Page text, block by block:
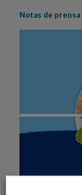
Notas de